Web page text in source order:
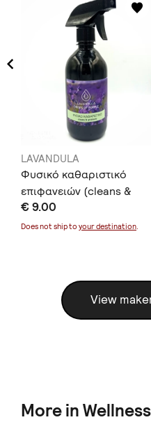
LAVANDULA
Φυσικό καθαριστικό
επιφανειών (cleans &
protects) 500ml
€ 9.00
Does not ship to your destination.
View
More in Wellness